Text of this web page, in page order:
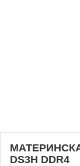
DS3H DDR4